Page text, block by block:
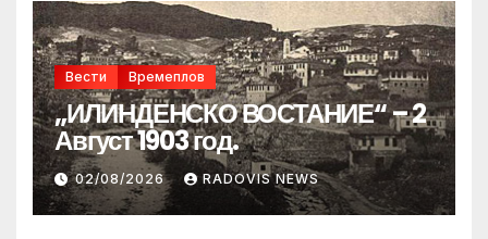
Вести Времеплов
„ИЛИНДЕНСКО ВОСТАНИЕ“ – 2
Август 1903 год.
02/08/2026 RADOVIS NEWS